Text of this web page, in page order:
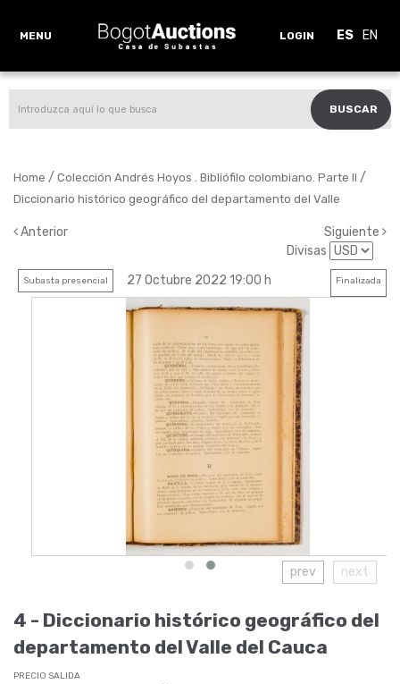
MENU LOGIN ES EN
BUSCAR
Home / Colección Andrés Hoyos . Bibliófilo colombiano. Parte II /
Diccionario histórico geográfico del departamento del Valle
Anterior
Siguiente
Divisas
Subasta presencial 27 Octubre 2022 19:00 h Finalizada
prev next
4 - Diccionario histórico geográfico del
departamento del Valle del Cauca
PRECIO SALIDA